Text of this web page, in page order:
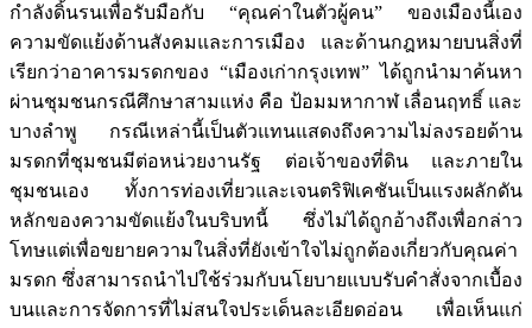
กำลังดิ้นรนเพื่อรับมือกับ “คุณค่าในตัวผู้คน” ของเมืองนี้เอง
ความขัดแย้งด้านสังคมและการเมือง และด้านกฎหมายบนสิ่งที่
เรียกว่าอาคารมรดกของ “เมืองเก่ากรุงเทพ” ได้ถูกนำมาค้นหา
ผ่านชุมชนกรณีศึกษาสามแห่ง คือ ป้อมมหากาฬ เลื่อนฤทธิ์ และ
บางลำพู กรณีเหล่านี้เป็นตัวแทนแสดงถึงความไม่ลงรอยด้าน
มรดกที่ชุมชนมีต่อหน่วยงานรัฐ ต่อเจ้าของที่ดิน และภายใน
ชุมชนเอง ทั้งการท่องเที่ยวและเจนตริฟิเคชันเป็นแรงผลักดัน
หลักของความขัดแย้งในบริบทนี้ ซึ่งไม่ได้ถูกอ้างถึงเพื่อกล่าว
โทษแต่เพื่อขยายความในสิ่งที่ยังเข้าใจไม่ถูกต้องเกี่ยวกับคุณค่า
มรดก ซึ่งสามารถนำไปใช้ร่วมกับนโยบายแบบรับคำสั่งจากเบื้อง
บนและการจัดการที่ไม่สนใจประเด็นละเอียดอ่อน เพื่อเห็นแก่